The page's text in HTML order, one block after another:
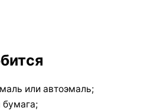
или автоэмаль;